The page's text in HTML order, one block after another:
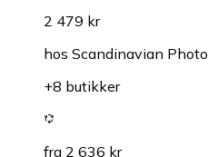
2 479 kr
hos Scandinavian Photo
+8 butikker
fra 2 636 kr